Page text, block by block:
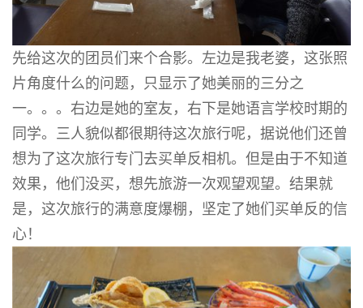
先给这次的团员们来个合影。左边是我老婆，这张照
片角度什么的问题，只显示了她美丽的三分之
一。。。右边是她的室友，右下是她语言学校时期的
同学。三人貌似都很期待这次旅行呢，据说他们还曾
想为了这次旅行专门去买单反相机。但是由于不知道
效果，他们没买，想先旅游一次观望观望。结果就
是，这次旅行的满意度爆棚，坚定了她们买单反的信
心！